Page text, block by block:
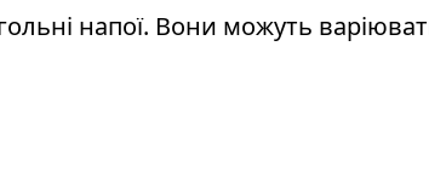
напої. Вони можуть